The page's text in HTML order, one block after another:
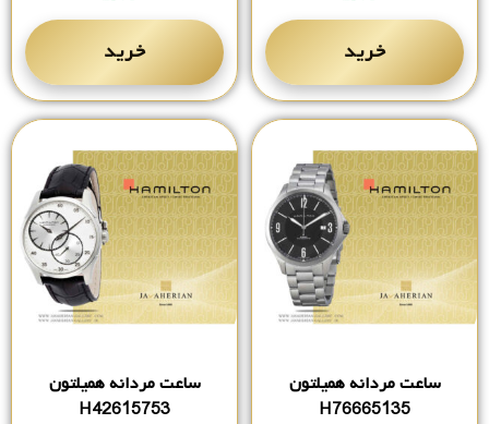
خرید خرید
ساعت مردانه همیلتون
H76665135
ساعت مردانه همیلتون
H42615753